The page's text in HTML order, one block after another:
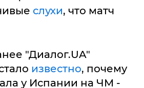
слухи, что матч
"Диалог.UA"
известно, почему
у Испании на ЧМ -